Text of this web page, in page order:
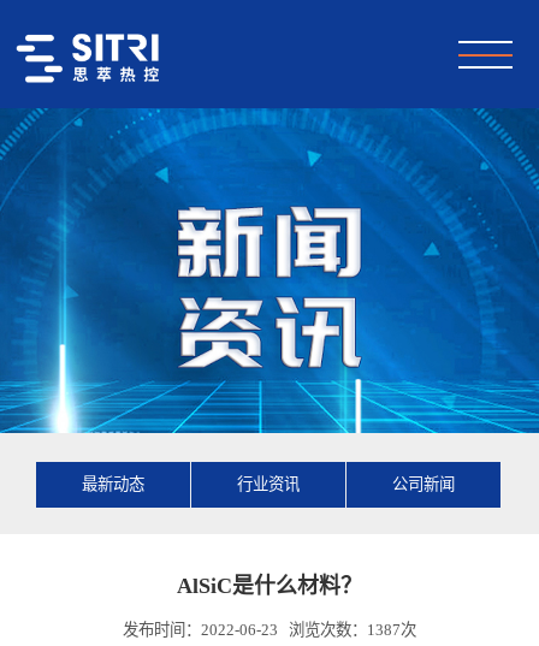
最新动态 行业资讯 公司新闻
AlSiC是什么材料？
发布时间：2022-06-23 浏览次数：1387次